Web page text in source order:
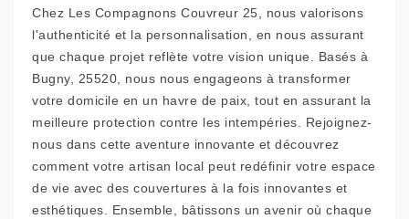
Chez Les Compagnons Couvreur 25, nous valorisons
l'authenticité et la personnalisation, en nous assurant
que chaque projet reflète votre vision unique. Basés à
Bugny, 25520, nous nous engageons à transformer
votre domicile en un havre de paix, tout en assurant la
meilleure protection contre les intempéries. Rejoignez-
nous dans cette aventure innovante et découvrez
comment votre artisan local peut redéfinir votre espace
de vie avec des couvertures à la fois innovantes et
esthétiques. Ensemble, bâtissons un avenir où chaque